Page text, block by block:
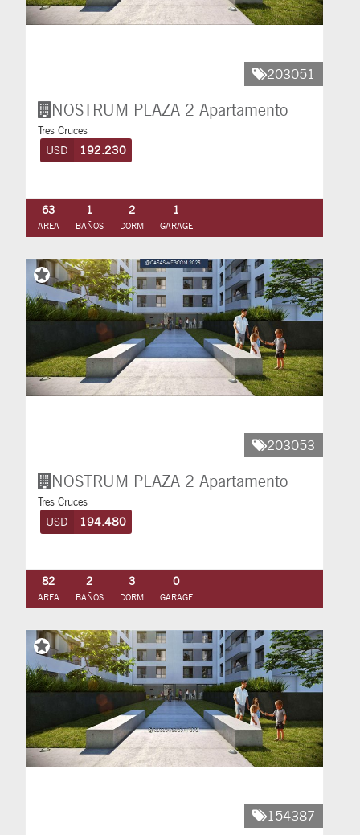
203051
NOSTRUM PLAZA 2 Apartamento
Tres Cruces
USD 192.230
63
AREA
1
BAÑOS
2
DORM
1
GARAGE
203053
NOSTRUM PLAZA 2 Apartamento
Tres Cruces
USD 194.480
82
AREA
2
BAÑOS
3
DORM
0
GARAGE
154387